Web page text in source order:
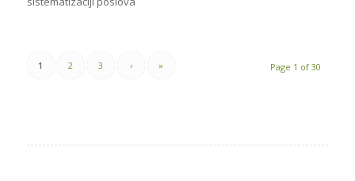
Page 1 of 30
1 2 3 › »